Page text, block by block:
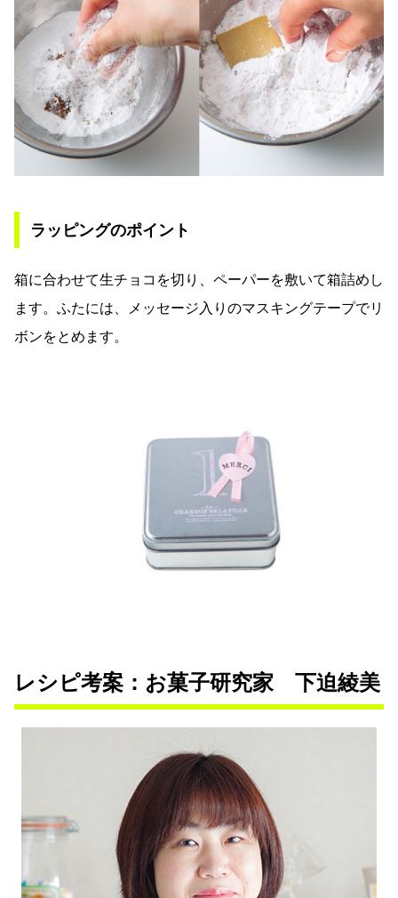
ラッピングのポイント
箱に合わせて生チョコを切り、ペーパーを敷いて箱詰めし
ます。ふたには、メッセージ入りのマスキングテープでリ
ボンをとめます。
レシピ考案：お菓子研究家 下迫綾美